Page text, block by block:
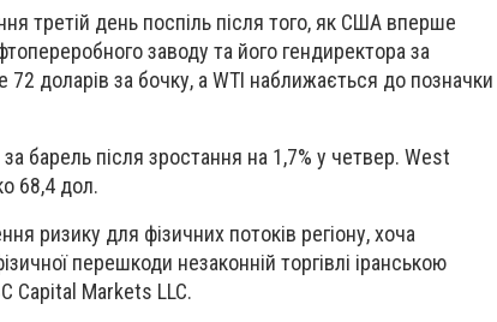
третій день поспіль після того, як США вперше
заводу та його гендиректора за
доларів за бочку, а WTI наближається до позначки
барель після зростання на 1,7% у четвер. West
68,4 дол.
ризику для фізичних потоків регіону, хоча
перешкоди незаконній торгівлі іранською
Capital Markets LLC.